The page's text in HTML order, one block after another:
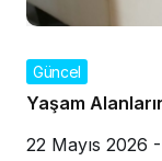
Güncel
Yaşam
22 Mayıs 2026